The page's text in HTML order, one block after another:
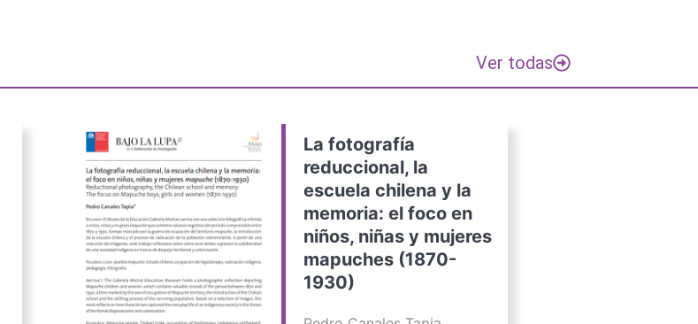
Ver todas
La fotografía
reduccional, la
escuela chilena y la
memoria: el foco en
niños, niñas y mujeres
mapuches (1870-
1930)